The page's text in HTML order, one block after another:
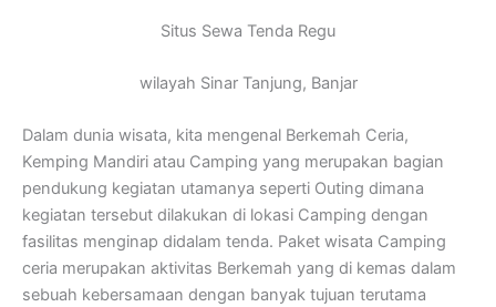
Situs Sewa Tenda Regu
wilayah Sinar Tanjung, Banjar
Dalam dunia wisata, kita mengenal Berkemah Ceria,
Kemping Mandiri atau Camping yang merupakan bagian
pendukung kegiatan utamanya seperti Outing dimana
kegiatan tersebut dilakukan di lokasi Camping dengan
fasilitas menginap didalam tenda. Paket wisata Camping
ceria merupakan aktivitas Berkemah yang di kemas dalam
sebuah kebersamaan dengan banyak tujuan terutama